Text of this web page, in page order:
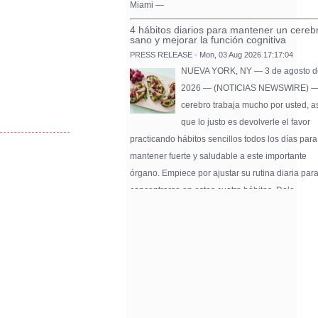
Miami —
4 hábitos diarios para mantener un
sano y mejorar la función cognitiva
PRESS RELEASE - Mon, 03 Aug 2026 17:17:04
NUEVA YORK, NY — 3 de agosto
2026 — (NOTICIAS NEWSWIRE)
cerebro trabaja mucho por usted,
que lo justo es devolverle el favor
practicando hábitos sencillos todos los días para
mantener fuerte y saludable a este importante
órgano. Empiece por ajustar su rutina diaria
concentrarse en estos cuatro hábitos. Dele …